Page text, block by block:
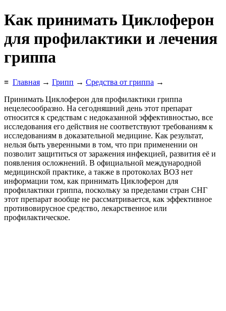
Как принимать Циклоферон
для профилактики и лечения
гриппа
≡ Главная → Грипп → Средства от гриппа →
Принимать Циклоферон для профилактики гриппа
нецелесообразно. На сегодняшний день этот препарат
относится к средствам с недоказанной эффективностью, все
исследования его действия не соответствуют требованиям к
исследованиям в доказательной медицине. Как результат,
нельзя быть уверенными в том, что при применении он
позволит защититься от заражения инфекцией, развития её и
появления осложнений. В официальной международной
медицинской практике, а также в протоколах ВОЗ нет
информации том, как принимать Циклоферон для
профилактики гриппа, поскольку за пределами стран СНГ
этот препарат вообще не рассматривается, как эффективное
противовирусное средство, лекарственное или
профилактическое.